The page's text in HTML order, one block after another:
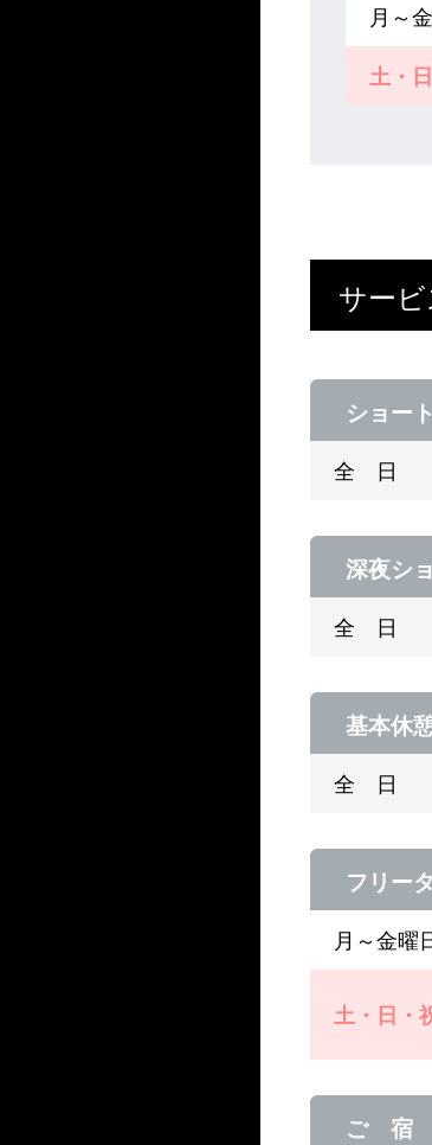
月～
土・
サー
ショー
全 日
深夜シ
全 日
基本休
全 日
フリー
月～金曜
土・日・
ご 宿